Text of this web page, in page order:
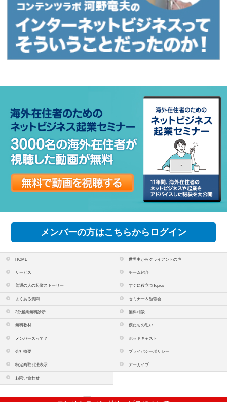
メンバーの方はこちらからログイン
HOME 世界中からクライアントの声
サービス チーム紹介
普通の人の起業ストーリー すぐに役立つTopics
よくある質問 セミナー＆勉強会
3分起業無料診断 無料相談
無料教材 僕たちの思い
メンバーズって？ ポッドキャスト
会社概要 プライバシーポリシー
特定商取引法表示 アーカイブ
お問い合わせ
PCサイトを表示